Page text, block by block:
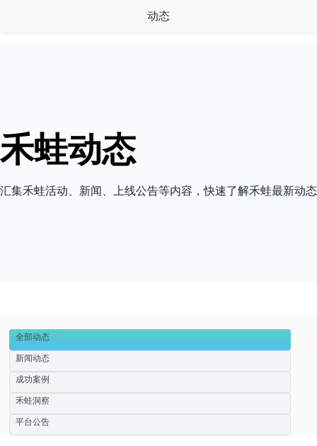
动态
禾蛙动态
汇集禾蛙活动、新闻、上线公告等内容，快速了解禾蛙最新动
全部动态
新闻动态
成功案例
禾蛙洞察
平台公告